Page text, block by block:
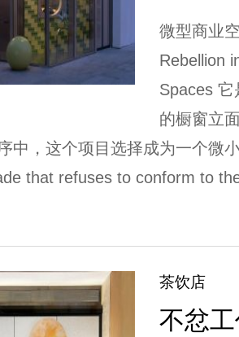
微型商业
Rebellion
Spaces
的橱窗立
中，这个项目选择成为一个微
that refuses to conform to
茶饮店
不忿